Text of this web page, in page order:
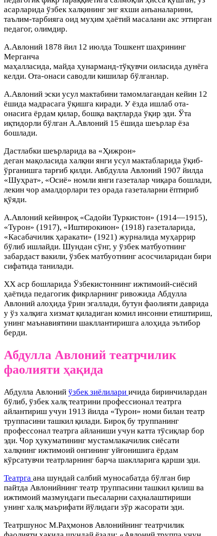
асарларида ўзбек халқининг энг яхши анъаналарини,
таълим-тарбияга оид муҳим ҳаётий масалани акс эттирган
педагог, олимдир.
А.Авлоний 1878 йил 12 июлда Тошкент шаҳрининг
Мерганча
маҳалласида, майда ҳунарманд-тўқувчи оиласида дунёга
келди. Ота-онаси саводли кишилар бўлганлар.
А.Авлоний эски усул мактабини тамомлагандан кейин 12
ёшида мадрасага ўқишга киради. У ёзда ишлаб ота-
онасига ёрдам қилар, бошқа вақтларда ўқир эди. Ўта
иқтидорли бўлган А.Авлоний 15 ёшида шеърлар ёза
бошлади.
Дастлабки шеърларида ва «Ҳижрон»
деган мақоласида халқни янги усул мактабларида ўқиб-
ўрганишга тарғиб қилди. Авбдулла Авлоний 1907 йилда
«Шуҳрат», «Осиё» номли янги газеталар чиқара бошлади,
лекин чор амалдорлари тез орада газеталарни ёптириб
қўяди.
А.Авлоний кейинроқ «Садойи Туркистон» (1914—1915),
«Турон» (1917), «Иштирокиюн» (1918) газеталарида,
«Касабачилик ҳаракати» (1921) журналида муҳаррир
бўлиб ишлайди. Шундан сўнг, у ўзбек матбуотнинг
забардаст вакили, ўзбек матбуотнинг асосчиларидан бири
сифатида танилади.
ХХ аср бошларида Ўзбекистоннинг ижтимоий-сиёсий
ҳаётида педагогик фикрларнинг ривожида Абдулла
Авлоний алоҳида ўрин эгаллади, бутун фаолияти даврида
у ўз халқига хизмат қиладиган комил инсонни етиштириш,
унинг маънавиятини шакллантиришга алоҳида эътибор
берди.
Абдулла Авлоний театрчилик
фаолияти ҳақида
Абдулла Авлоний ўзбек зиёлилари ичида биринчилардан
бўлиб, ўзбек халқ театрини профессионал театрга
айлантириш учун 1913 йилда «Турон» номи билан театр
труппасини ташкил қилади. Бироқ бу труппанинг
профессонал театрга айланиши учун катта тўсиқлар бор
эди. Чор ҳукуматининг мустамлакачилик сиёсати
халқнинг ижтимоий онгининг уйғонишига ёрдам
кўрсатувчи театрларнинг барча шаклларига қарши эди.
Театрга ана шундай салбий муносабатда бўлган бир
пайтда Авлонийнинг театр труппасини ташкил қилиш ва
ижтимоий мазмундаги пьесаларни саҳналаштириши
унинг халқ маърифати йўлидаги зўр жасорати эди.
Театршунос М.Раҳмонов Авлонийнинг театрчилик